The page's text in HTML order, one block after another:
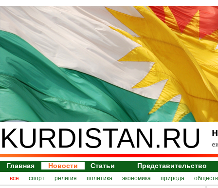
KURDISTAN.RU
Главная Новости Статьи Представительство
все спорт религия политика экономика природа